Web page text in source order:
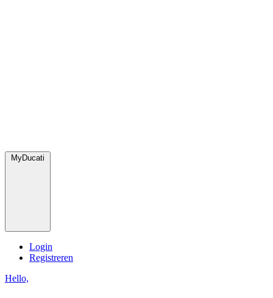
MyDucati
Login
Registreren
Hello,